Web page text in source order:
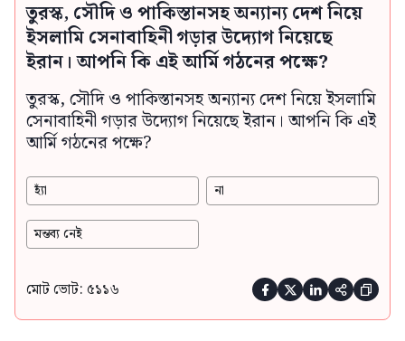
তুরস্ক, সৌদি ও পাকিস্তানসহ অন্যান্য দেশ নিয়ে
ইসলামি সেনাবাহিনী গড়ার উদ্যোগ নিয়েছে
ইরান। আপনি কি এই আর্মি গঠনের পক্ষে?
তুরস্ক, সৌদি ও পাকিস্তানসহ অন্যান্য দেশ নিয়ে ইসলামি
সেনাবাহিনী গড়ার উদ্যোগ নিয়েছে ইরান। আপনি কি এই
আর্মি গঠনের পক্ষে?
হ্যাঁ না
মন্তব্য নেই
মোট ভোট: ৫১১৬     